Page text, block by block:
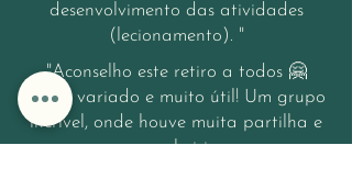
desenvolvimento das atividades
(lecionamento). "
"Aconselho este retiro a todos 🤗
muito variado e muito útil! Um grupo
incrível, onde houve muita partilha e
companheirismo.